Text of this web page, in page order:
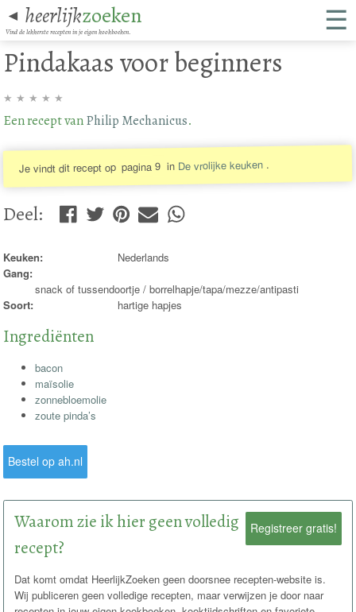
◄ heerlijkzoeken
Vind de lekkerste recepten in je eigen kookboeken. ☰
Pindakaas voor beginners
★ ★ ★ ★ ★
Een recept vanPhilip Mechanicus.
Je vindt dit recept op pagina 9 in De vrolijke keuken .
Deel:
Keuken:
Nederlands
Gang:
snack of tussendoortje / borrelhapje/tapa/mezze/antipasti
Soort:
hartige hapjes
Ingrediënten
bacon
maïsolie
zonnebloemolie
zoute pinda’s
Bestel op ah.nl
Registreer gratis!
Waarom zie ik hier geen volledig
recept?
Dat komt omdat HeerlijkZoeken geen doorsnee recepten-website is.
Wij publiceren geen volledige recepten, maar verwijzen je door naar